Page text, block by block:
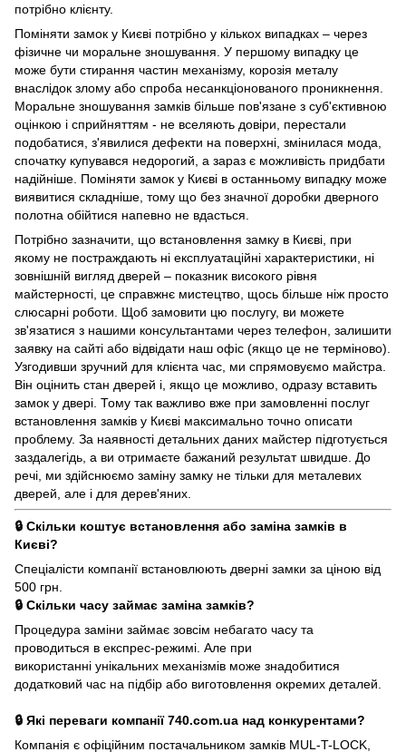
потрібно клієнту.
Поміняти замок у Києві потрібно у кількох випадках – через
фізичне чи моральне зношування. У першому випадку це
може бути стирання частин механізму, корозія металу
внаслідок злому або спроба несанкціонованого проникнення.
Моральне зношування замків більше пов'язане з суб'єктивною
оцінкою і сприйняттям - не вселяють довіри, перестали
подобатися, з'явилися дефекти на поверхні, змінилася мода,
спочатку купувався недорогий, а зараз є можливість придбати
надійніше. Поміняти замок у Києві в останньому випадку може
виявитися складніше, тому що без значної доробки дверного
полотна обійтися напевно не вдасться.
Потрібно зазначити, що встановлення замку в Києві, при
якому не постраждають ні експлуатаційні характеристики, ні
зовнішній вигляд дверей – показник високого рівня
майстерності, це справжнє мистецтво, щось більше ніж просто
слюсарні роботи. Щоб замовити цю послугу, ви можете
зв'язатися з нашими консультантами через телефон, залишити
заявку на сайті або відвідати наш офіс (якщо це не терміново).
Узгодивши зручний для клієнта час, ми спрямовуємо майстра.
Він оцінить стан дверей і, якщо це можливо, одразу вставить
замок у двері. Тому так важливо вже при замовленні послуг
встановлення замків у Києві максимально точно описати
проблему. За наявності детальних даних майстер підготується
заздалегідь, а ви отримаєте бажаний результат швидше. До
речі, ми здійснюємо заміну замку не тільки для металевих
дверей, але і для дерев'яних.
🔒 Скільки коштує встановлення або заміна замків в
Києві?
Спеціалісти компанії встановлюють дверні замки за ціною від
500 грн.
🔒 Скільки часу займає заміна замків?
Процедура заміни займає зовсім небагато часу та
проводиться в експрес-режимі. Але при
використанні унікальних механізмів може знадобитися
додатковий час на підбір або виготовлення окремих деталей.
🔒 Які переваги компанії 740.com.ua над конкурентами?
Компанія є офіційним постачальником замків MUL-T-LOCK,